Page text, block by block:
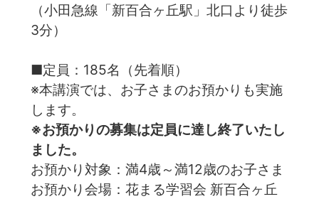
（小田急線「新百合ヶ丘駅」北口より徒歩
3分）
■定員：185名（先着順）
※本講演では、お子さまのお預かりも実施
します。
※お預かりの募集は定員に達し終了いたし
ました。
お預かり対象：満4歳～満12歳のお子さま
お預かり会場：花まる学習会 新百合ヶ丘